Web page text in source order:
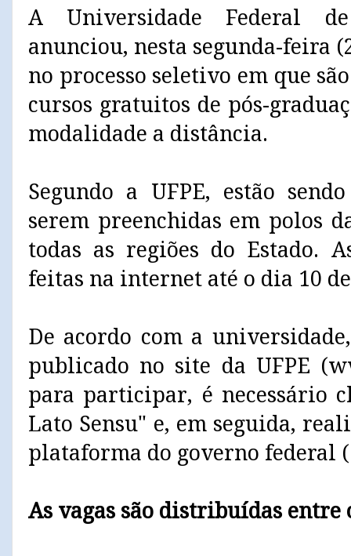
A Universidade Federal de
anunciou, nesta segunda-feira
no processo seletivo em que
cursos gratuitos de pós-
modalidade a distância.
Segundo a UFPE, estão
serem preenchidas em polos
todas as regiões do Estado.
feitas na internet até o dia 10
De acordo com a
publicado no site da UFPE
para participar, é necessário
Lato Sensu" e, em seguida,
plataforma do governo federal
As vagas são distribuídas entre